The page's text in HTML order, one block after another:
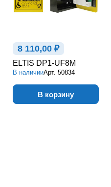
8 110,00 ₽
ELTIS DP1-UF8M
В наличииАрт. 50834
В корзину